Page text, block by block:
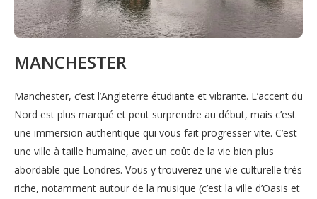
MANCHESTER
Manchester, c’est l’Angleterre étudiante et vibrante. L’accent du
Nord est plus marqué et peut surprendre au début, mais c’est
une immersion authentique qui vous fait progresser vite. C’est
une ville à taille humaine, avec un coût de la vie bien plus
abordable que Londres. Vous y trouverez une vie culturelle très
riche, notamment autour de la musique (c’est la ville d’Oasis et